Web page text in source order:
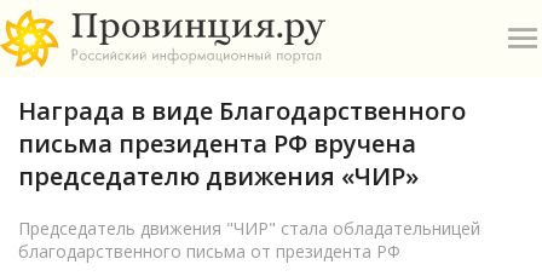
О
Награда в виде Благодарственного
письма президента РФ вручена
председателю движения «ЧИР»
Председатель движения "ЧИР" стала обладательницей
благодарственного письма от президента РФ